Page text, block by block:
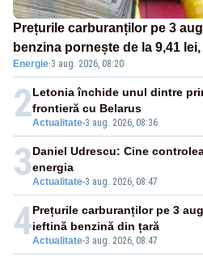
Prețurile carburanților pe 3
benzina pornește de la 9,41
lei pe litru
Energie·3 aug. 2026, 08:20
2Actualitate-3 aug. 2026, 08:36
Letonia închide unul dintre
frontieră cu Belarus
3Actualitate-3 aug. 2026, 08:47
Daniel Udrescu: Cine
energia
4Actualitate-3 aug. 2026, 08:47
Prețurile carburanților pe 3
ieftină benzină din țară